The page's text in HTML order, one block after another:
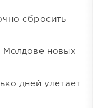
сбросить
Молдове новых
дней улетает